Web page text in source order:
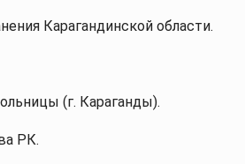
Карагандинской области.
(г. Караганды).
РК.